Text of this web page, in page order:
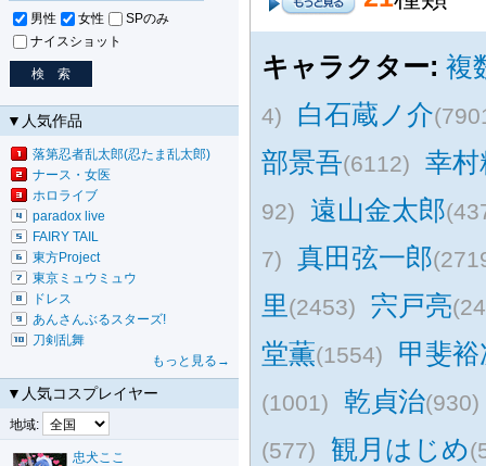
男性 女性
SPのみ
ナイスショット
▼人気作品
落第忍者乱太郎(忍たま乱太郎)
ナース・女医
ホロライブ
paradox live
FAIRY TAIL
東方Project
東京ミュウミュウ
ドレス
あんさんぶるスターズ!
刀剣乱舞
もっと見る→
▼人気コスプレイヤー
地域:
忠犬ここ
キャラクター: 複
4) 白石蔵ノ介
部景吾(6112) 幸村
92) 遠山金太郎
7)
真田弦一郎
里(2453) 宍戸亮
堂薫(1554) 甲斐
(1001) 乾貞治(930)
(577)
観月はじめ